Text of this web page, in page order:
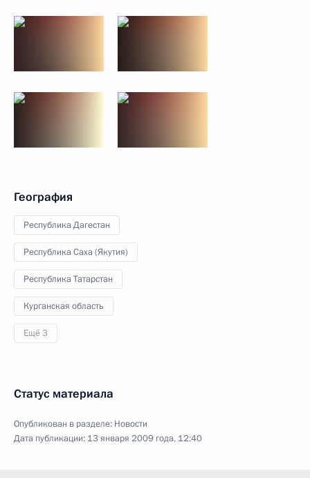
География
Республика Дагестан
Республика Саха (Якутия)
Республика Татарстан
Курганская область
Ещё 3
Статус материала
Опубликован в разделе: Новости
Дата публикации: 13 января 2009 года, 12:40